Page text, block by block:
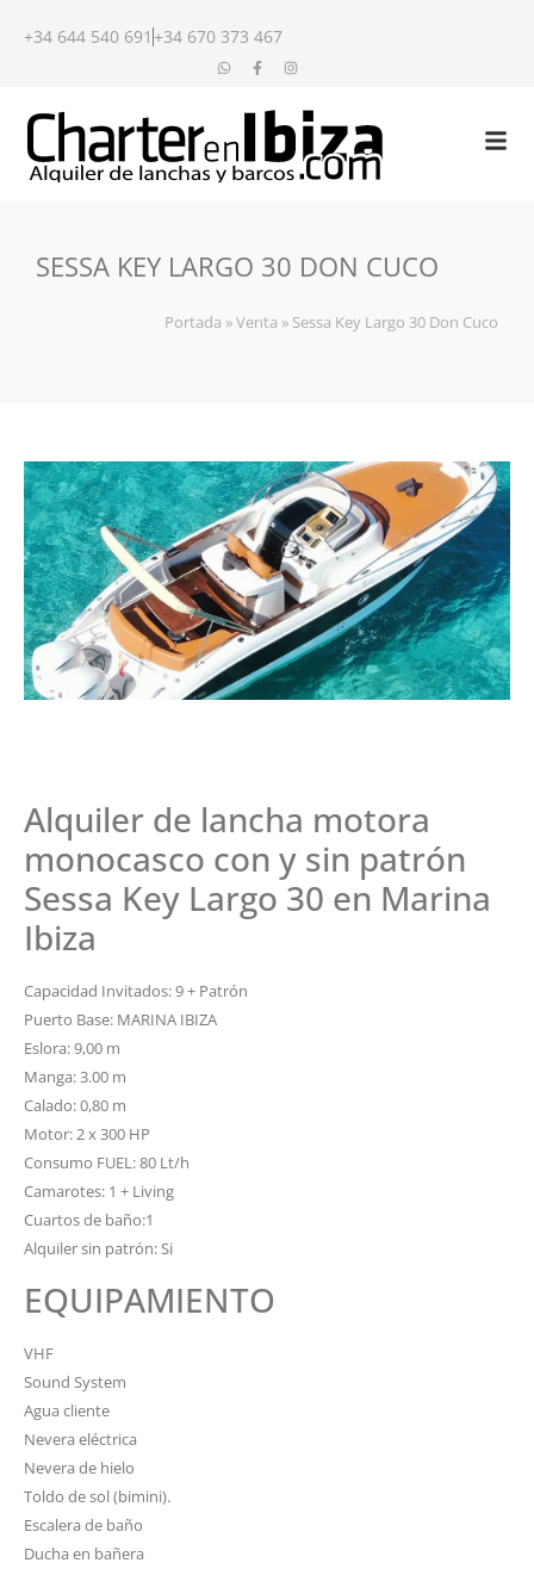
+34 644 540 691 +34 670 373 467
SESSA KEY LARGO 30 DON CUCO
Portada »Venta » Sessa Key Largo 30 Don Cuco
Alquiler de lancha motora
monocasco con y sin patrón
Sessa Key Largo 30 en Marina
Ibiza
Capacidad Invitados: 9 + Patrón
Puerto Base: MARINA IBIZA
Eslora: 9,00 m
Manga: 3.00 m
Calado: 0,80 m
Motor: 2 x 300 HP
Consumo FUEL: 80 Lt/h
Camarotes: 1 + Living
Cuartos de baño:1
Alquiler sin patrón: Si
EQUIPAMIENTO
VHF
Sound System
Agua cliente
Nevera eléctrica
Nevera de hielo
Toldo de sol (bimini).
Escalera de baño
Ducha en bañera